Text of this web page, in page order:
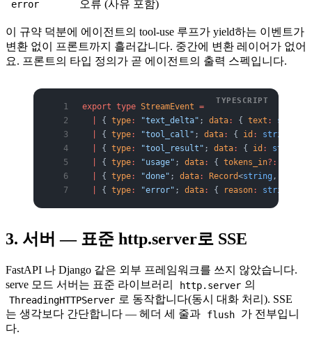
error 오류 (사유 포함)
이 규약 덕분에 에이전트의 tool-use 루프가 yield하는 이벤트가
변환 없이 프론트까지 흘러갑니다. 중간에 변환 레이어가 없어
요. 프론트의 타입 정의가 곧 에이전트의 출력 스펙입니다.
export type StreamEvent =
{ type: "text_delta" ; data: { text : string
{ type: "tool_call" ; data: { id : string
{ type: "tool_result" ; data: { id : string
{ type: "usage" ; data: { tokens_in?:
{ type: "done" ; data: Record<string ,
{ type: "error" ; data: { reason: string
3. 서버 — 표준 http.server로 SSE
FastAPI 나 Django 같은 외부 프레임워크를 쓰지 않았습니다.
serve 모드 서버는 표준 라이브러리
http.server 의
ThreadingHTTPServer 로 동작합니다(동시 대화 처리). SSE
는 생각보다 간단합니다 — 헤더 세 줄과
flush
가 전부입니
다.